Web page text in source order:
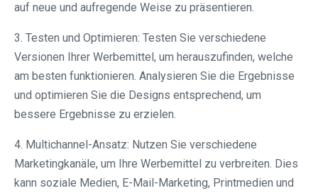
auf neue und aufregende Weise zu präsentieren.
3. Testen und Optimieren: Testen Sie verschiedene
Versionen Ihrer Werbemittel, um herauszufinden, welche
am besten funktionieren. Analysieren Sie die Ergebnisse
und optimieren Sie die Designs entsprechend, um
bessere Ergebnisse zu erzielen.
4. Multichannel-Ansatz: Nutzen Sie verschiedene
Marketingkanäle, um Ihre Werbemittel zu verbreiten. Dies
kann soziale Medien, E-Mail-Marketing, Printmedien und